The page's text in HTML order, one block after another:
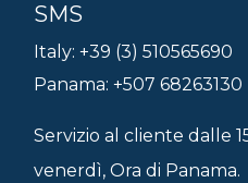
SMS
Italy: +39 (3) 510565690
Panama: +507 68263130
Servizio al cliente dalle
venerdì, Ora di Panama.